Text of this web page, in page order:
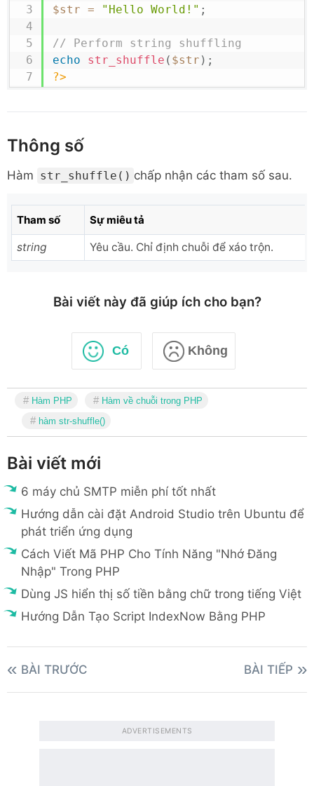
$str = "Hello World!" ;
// Perform string shuffling
echo
str_shuffle ( $str ) ;
?>
Thông số
Hàm str_shuffle() chấp nhận các tham số sau.
Tham số Sự miêu tả
string Yêu cầu. Chỉ định chuỗi để xáo trộn.
Bài viết này đã giúp ích cho bạn?
Có Không
Hàm PHP
Hàm về chuỗi trong PHP
hàm str-shuffle()
Bài viết mới
6 máy chủ SMTP miễn phí tốt nhất
Hướng dẫn cài đặt Android Studio trên Ubuntu để
phát triển ứng dụng
Cách Viết Mã PHP Cho Tính Năng "Nhớ Đăng
Nhập" Trong PHP
Dùng JS hiển thị số tiền bằng chữ trong tiếng Việt
Hướng Dẫn Tạo Script IndexNow Bằng PHP
BÀI TRƯỚC BÀI TIẾP
ADVERTISEMENTS